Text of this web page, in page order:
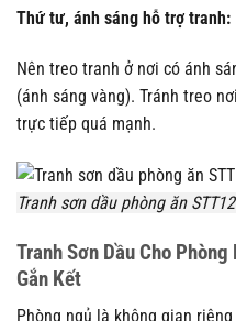
Thứ tư, ánh sáng hỗ trợ tranh:
Nên treo tranh ở nơi có ánh
(ánh sáng vàng). Tránh treo
trực tiếp quá mạnh.
Tranh sơn dầu phòng ăn
Tranh Sơn Dầu Cho
Gắn Kết
Phòng ngủ là không gian